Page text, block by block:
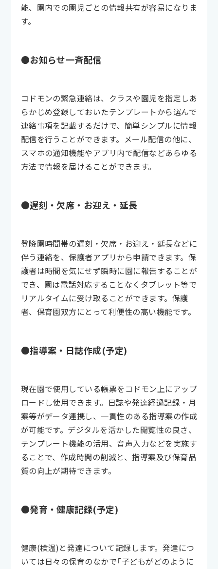
能、園内での園児ごとの情報共有が容易になりま
す。
●お知らせ一斉配信
コドモンの緊急連絡は、クラスや園児を指定しあ
らかじめ登録しておいたテンプレートから選んで
連絡事項を記載するだけで、簡単シンプルに情報
配信を行うことができます。メール配信の他に、
スマホの通知機能やアプリ内で配信などあらゆる
方法で情報を届けることができます。
●遅刻・欠席・お迎え・延長
登降園時間帯の遅刻・欠席・お迎え・延長などに
伴う連絡を、保護者アプリから申請できます。保
護者は時間を気にせず瞬時に園に報告することが
でき、園は電話対応することなくタブレット等で
リアルタイムに受け取ることができます。保護
者、保育園双方にとって利便性の高い機能です。
●指導案・日誌作成(予定)
現在園で使用している帳票をコドモン上にアップ
ロードし使用できます。日誌や発達経過記録・月
案等がデータ連携し、一貫性のある指導案の作成
が可能です。デジタルを活かした閲覧性の良さ、
テンプレート機能の活用、音声入力などを実施す
ることで、作成時間の削減と、指導案及び保育品
質の向上が期待できます。
●発育・健康記録(予定)
健康(検温)と発達について記録します。発達につ
いては日々の保育のなかで「子どもがどのように